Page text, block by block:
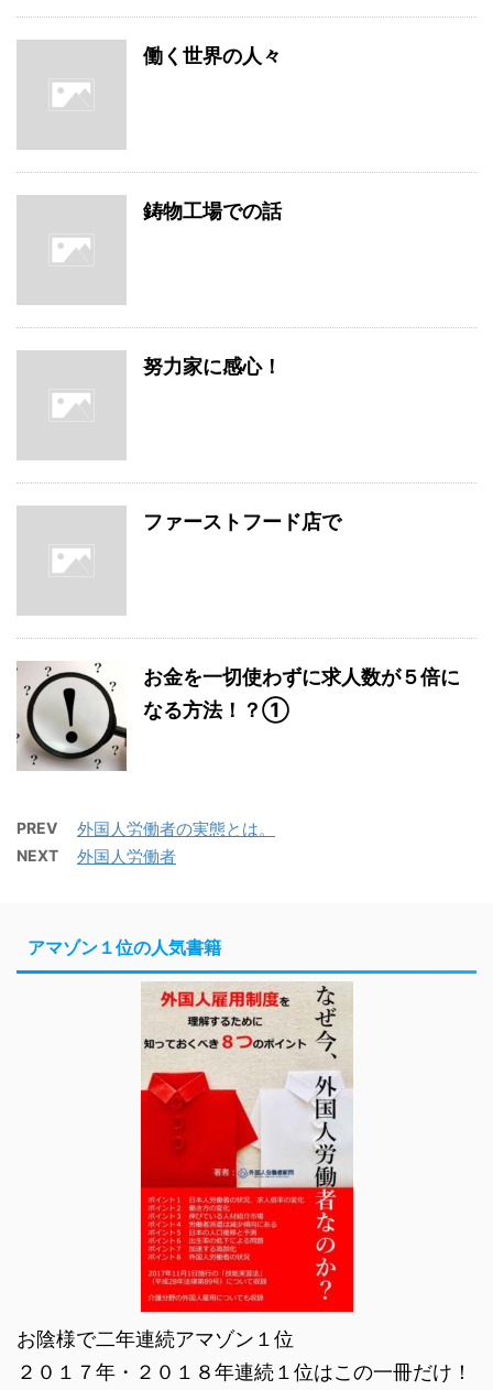
働く世界の人々
鋳物工場での話
努力家に感心！
ファーストフード店で
お金を一切使わずに求人数が５倍に
なる方法！？①
PREV 外国人労働者の実態とは。
NEXT 外国人労働者
アマゾン１位の人気書籍
お陰様で二年連続アマゾン１位
２０１７年・２０１８年連続１位はこの一冊だけ！